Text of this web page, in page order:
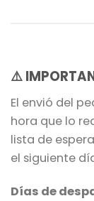
⚠️
El envió del
hora que lo
lista de
el siguiente
Días de